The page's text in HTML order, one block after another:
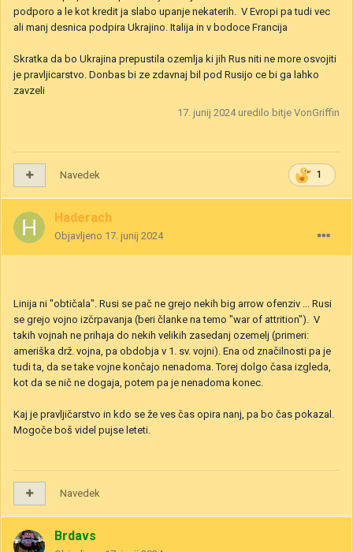
podporo a le kot kredit ja slabo upanje nekaterih. V Evropi pa tudi vec
ali manj desnica podpira Ukrajino. Italija in v bodoce Francija
Skratka da bo Ukrajina prepustila ozemlja ki jih Rus niti ne more osvojiti
je pravljicarstvo. Donbas bi ze zdavnaj bil pod Rusijo ce bi ga lahko
zavzeli
17. junij 2024uredilo bitje VonGriffin
1
Navedek
Haderach
Objavljeno 17. junij 2024
Linija ni "obtičala". Rusi se pač ne grejo nekih big arrow ofenziv ... Rusi
se grejo vojno izčrpavanja (beri članke na temo "war of attrition"). V
takih vojnah ne prihaja do nekih velikih zasedanj ozemelj (primeri:
ameriška drž. vojna, pa obdobja v 1. sv. vojni). Ena od značilnosti pa je
tudi ta, da se take vojne končajo nenadoma. Torej dolgo časa izgleda,
kot da se nič ne dogaja, potem pa je nenadoma konec.
Kaj je pravljičarstvo in kdo se že ves čas opira nanj, pa bo čas pokazal.
Mogoče boš videl pujse leteti.
Navedek
Brdavs